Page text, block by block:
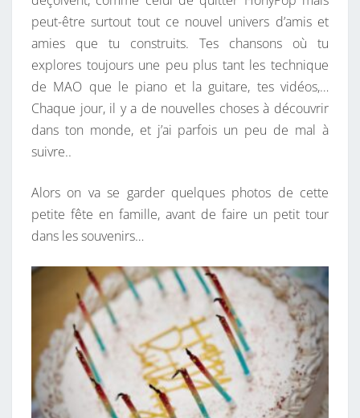
peut-être surtout tout ce nouvel univers d’amis et
amies que tu construits. Tes chansons où tu
explores toujours une peu plus tant les technique
de MAO que le piano et la guitare, tes vidéos,…
Chaque jour, il y a de nouvelles choses à découvrir
dans ton monde, et j’ai parfois un peu de mal à
suivre..
Alors on va se garder quelques photos de cette
petite fête en famille, avant de faire un petit tour
dans les souvenirs…